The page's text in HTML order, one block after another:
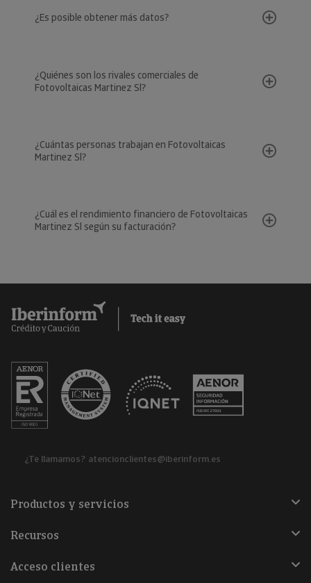
¿Es posible obtener más datos?
¿Quiénes son los rivales comerciales de
Fotovoltaicas Martinez Sl?
¿Cuántas personas trabajan en Fotovoltaicas
Martinez Sl?
¿Cuál es el rendimiento financiero de Fotovoltaicas
Martinez Sl según su facturación?
¿Te llamamos? atencionclientes@iberinform.es
Productos y servicios
Recursos
Acceso clientes